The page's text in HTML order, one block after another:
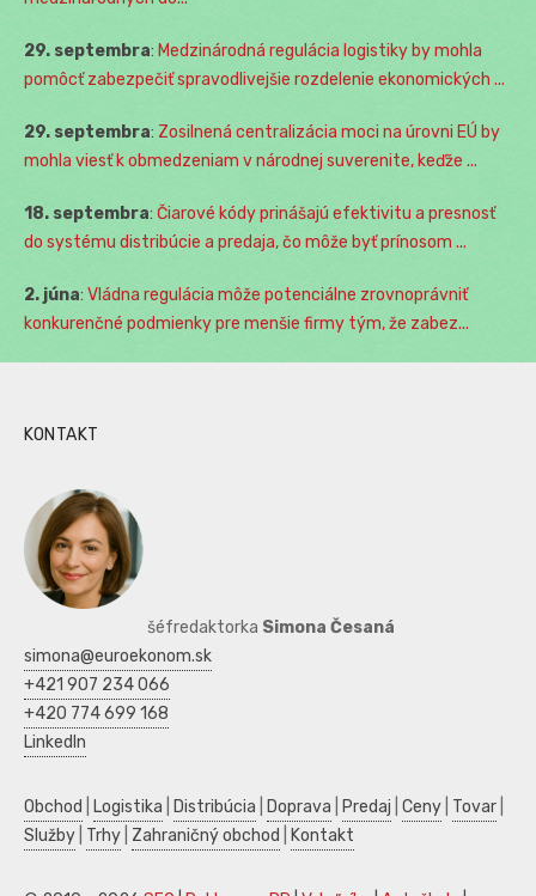
29. septembra: Medzinárodná regulácia logistiky by mohla
pomôcť zabezpečiť spravodlivejšie rozdelenie ekonomických ...
29. septembra: Zosilnená centralizácia moci na úrovni EÚ by
mohla viesť k obmedzeniam v národnej suverenite, keďže ...
18. septembra: Čiarové kódy prinášajú efektivitu a presnosť
do systému distribúcie a predaja, čo môže byť prínosom ...
2. júna: Vládna regulácia môže potenciálne zrovnoprávniť
konkurenčné podmienky pre menšie firmy tým, že zabez...
KONTAKT
šéfredaktorka Simona Česaná
simona@euroekonom.sk
+421 907 234 066
+420 774 699 168
LinkedIn
Obchod Logistika Distribúcia Doprava Predaj Ceny Tovar
Služby Trhy Zahraničný obchod Kontakt